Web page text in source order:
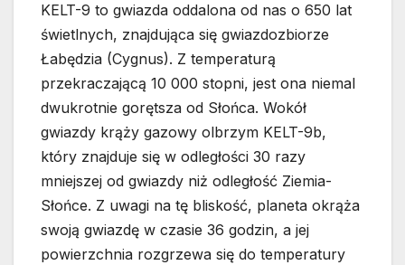
KELT-9 to gwiazda oddalona od nas o 650 lat
świetlnych, znajdująca się gwiazdozbiorze
Łabędzia (Cygnus). Z temperaturą
przekraczającą 10 000 stopni, jest ona niemal
dwukrotnie gorętsza od Słońca. Wokół
gwiazdy krąży gazowy olbrzym KELT-9b,
który znajduje się w odległości 30 razy
mniejszej od gwiazdy niż odległość Ziemia-
Słońce. Z uwagi na tę bliskość, planeta okrąża
swoją gwiazdę w czasie 36 godzin, a jej
powierzchnia rozgrzewa się do temperatury